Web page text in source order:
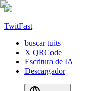
TwitFast
buscar tuits
X QRCode
Escritura de IA
Descargador